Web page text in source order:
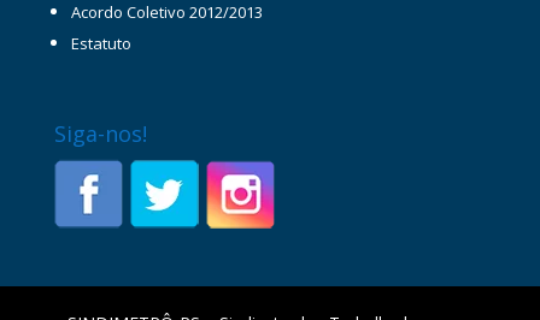
Acordo Coletivo 2012/2013
Estatuto
Siga-nos!